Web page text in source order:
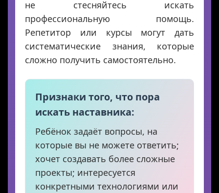
не стесняйтесь искать
профессиональную помощь.
Репетитор или курсы могут дать
систематические знания, которые
сложно получить самостоятельно.
Признаки того, что пора
искать наставника:
Ребёнок задаёт вопросы, на
которые вы не можете ответить;
хочет создавать более сложные
проекты; интересуется
конкретными технологиями или